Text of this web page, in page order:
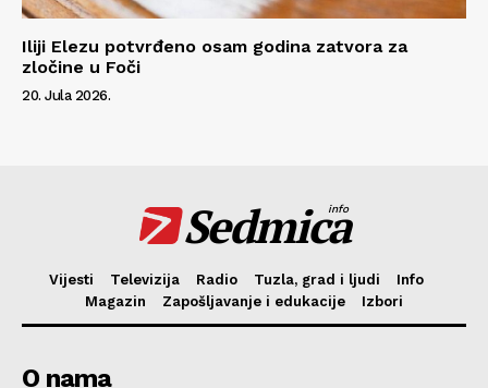
Iliji Elezu potvrđeno osam godina zatvora za
zločine u Foči
20. Jula 2026.
Sedmica
info
Vijesti Televizija Radio Tuzla, grad i ljudi
Info
Magazin
Zapošljavanje i edukacije Izbori
O nama